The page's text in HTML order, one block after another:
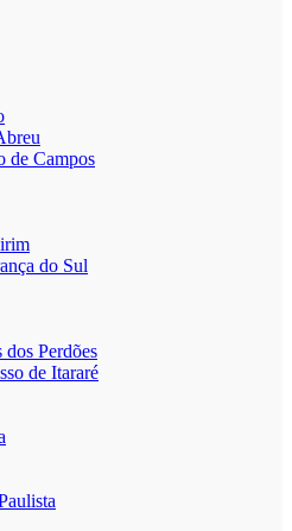
de Campos
do Sul
dos Perdões
de Itararé